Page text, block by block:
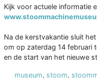
Kijk voor actuele informatie
Na de kerstvakantie sluit
om op zaterdag 14 februari
en de start van het nieuwe
museum, stoom,